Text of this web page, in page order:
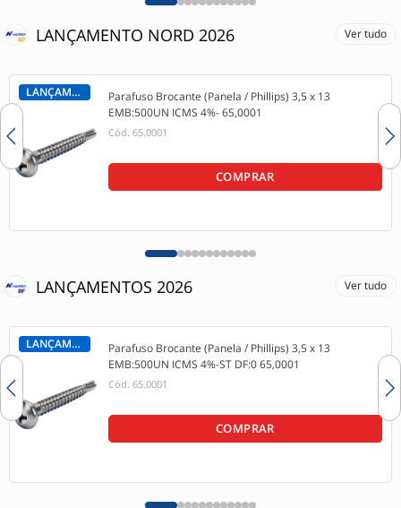
LANÇAMENTO NORD 2026 Ver tudo
LANÇAMENTO
Parafuso Brocante (Panela / Phillips) 3,5 x 13
EMB:500UN ICMS 4%- 65,0001
Cód. 65.0001
COMPRAR
LANÇAMENTOS 2026 Ver tudo
LANÇAMENTO
Parafuso Brocante (Panela / Phillips) 3,5 x 13
EMB:500UN ICMS 4%-ST DF:0 65,0001
Cód. 65.0001
COMPRAR